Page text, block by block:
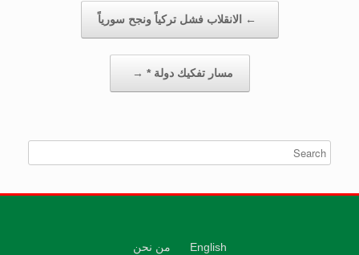
← الانقلاب فشل تركياً ونجح سورياً
مسار تفكيك دولة * →
English من نحن